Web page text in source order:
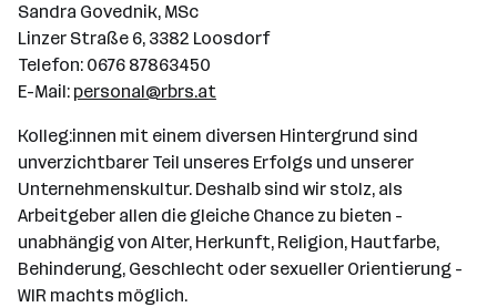
Sandra Govednik, MSc
Linzer Straße 6, 3382 Loosdorf
Telefon: 0676 87863450
E-Mail: personal@rbrs.at
Kolleg:innen mit einem diversen Hintergrund sind
unverzichtbarer Teil unseres Erfolgs und unserer
Unternehmenskultur. Deshalb sind wir stolz, als
Arbeitgeber allen die gleiche Chance zu bieten -
unabhängig von Alter, Herkunft, Religion, Hautfarbe,
Behinderung, Geschlecht oder sexueller Orientierung -
WIR machts möglich.